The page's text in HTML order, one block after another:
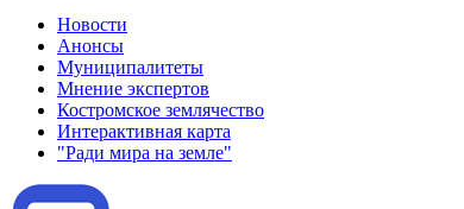
Новости
Анонсы
Муниципалитеты
Мнение экспертов
Костромское землячество
Интерактивная карта
"Ради мира на земле"